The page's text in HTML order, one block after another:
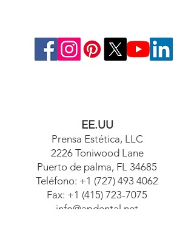
EE.UU
Prensa Estética, LLC
2226 Toniwood Lane
Puerto de palma, FL 34685
Teléfono: +1 (727) 493 4062
Fax: +1 (415) 723-7075
info@apdental.net